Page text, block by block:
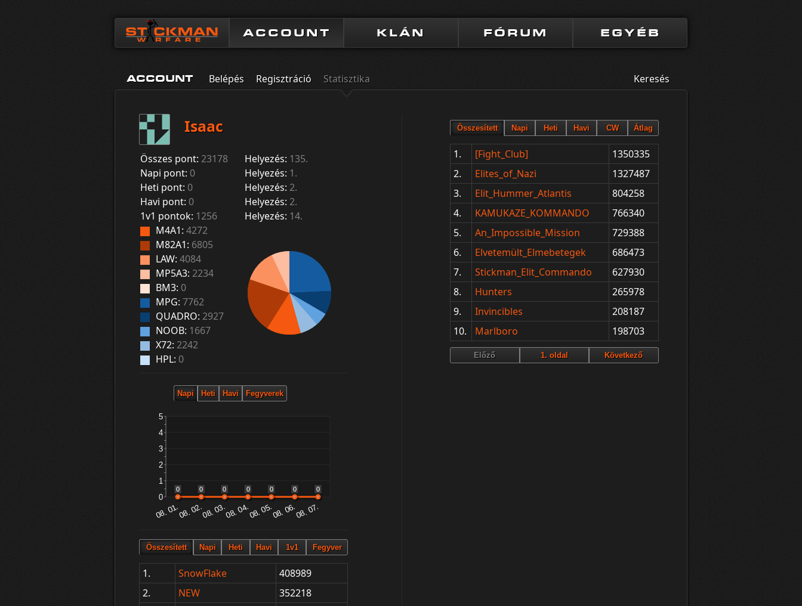
ACCOUNT KLÁN FÓRUM EGYÉB
ACCOUNT Belépés Regisztráció Statisztika Keresés
Isaac
Összes pont: 23178 Helyezés: 135.
Napi pont: 0 Helyezés: 1.
Heti pont: 0 Helyezés: 2.
Havi pont: 0 Helyezés: 2.
1v1 pontok: 1256 Helyezés: 14.
M4A1: 4272
M82A1: 6805
LAW: 4084
MP5A3: 2234
BM3: 0
MPG: 7762
QUADRO: 2927
NOOB: 1667
X72: 2242
HPL: 0
1. SnowFlake
408989
2.
NEW
352218
1. [Fight_Club]
1350335
2.
Elites_of_Nazi
1327487
3.
Elit_Hummer_Atlantis
804258
4.
KAMUKAZE_KOMMANDO
766340
5.
An_Impossible_Mission
729388
6.
Elvetemült_Elmebetegek
686473
7.
Stickman_Elit_Commando
627930
8.
Hunters
265978
9.
Invincibles
208187
10.
Marlboro 198703